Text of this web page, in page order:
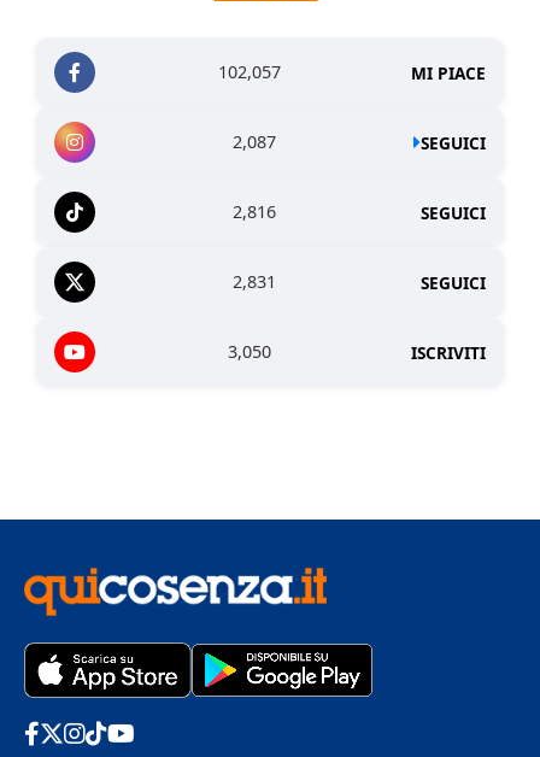
102,057 MI PIACE
2,087 SEGUICI
2,816 SEGUICI
2,831 SEGUICI
3,050 ISCRIVITI